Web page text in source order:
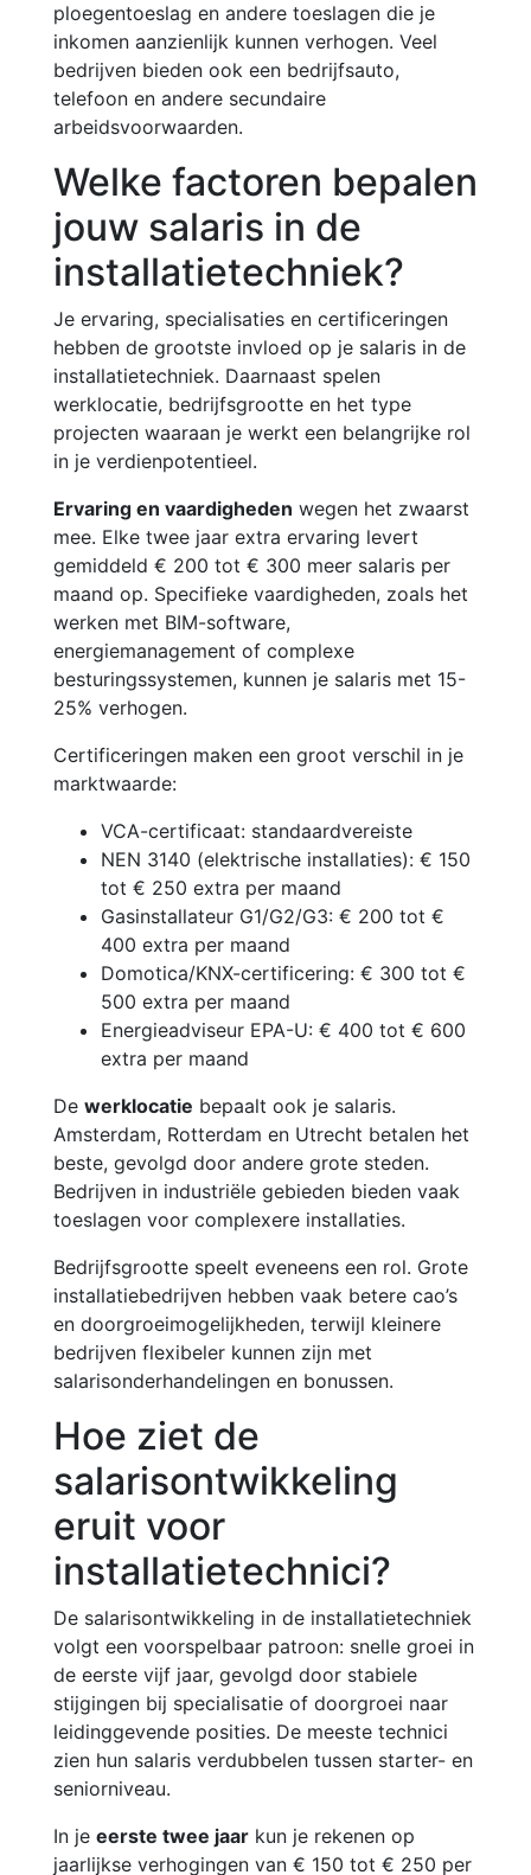
ploegentoeslag en andere toeslagen die je
inkomen aanzienlijk kunnen verhogen. Veel
bedrijven bieden ook een bedrijfsauto,
telefoon en andere secundaire
arbeidsvoorwaarden.
Welke factoren bepalen
jouw salaris in de
installatietechniek?
Je ervaring, specialisaties en certificeringen
hebben de grootste invloed op je salaris in de
installatietechniek. Daarnaast spelen
werklocatie, bedrijfsgrootte en het type
projecten waaraan je werkt een belangrijke rol
in je verdienpotentieel.
Ervaring en vaardigheden wegen het zwaarst
mee. Elke twee jaar extra ervaring levert
gemiddeld € 200 tot € 300 meer salaris per
maand op. Specifieke vaardigheden, zoals het
werken met BIM-software,
energiemanagement of complexe
besturingssystemen, kunnen je salaris met 15-
25% verhogen.
Certificeringen maken een groot verschil in je
marktwaarde:
VCA-certificaat: standaardvereiste
NEN 3140 (elektrische installaties): € 150
tot € 250 extra per maand
Gasinstallateur G1/G2/G3: € 200 tot €
400 extra per maand
Domotica/KNX-certificering: € 300 tot €
500 extra per maand
Energieadviseur EPA-U: € 400 tot € 600
extra per maand
De werklocatie bepaalt ook je salaris.
Amsterdam, Rotterdam en Utrecht betalen het
beste, gevolgd door andere grote steden.
Bedrijven in industriële gebieden bieden vaak
toeslagen voor complexere installaties.
Bedrijfsgrootte speelt eveneens een rol. Grote
installatiebedrijven hebben vaak betere cao’s
en doorgroeimogelijkheden, terwijl kleinere
bedrijven flexibeler kunnen zijn met
salarisonderhandelingen en bonussen.
Hoe ziet de
salarisontwikkeling
eruit voor
installatietechnici?
De salarisontwikkeling in de installatietechniek
volgt een voorspelbaar patroon: snelle groei in
de eerste vijf jaar, gevolgd door stabiele
stijgingen bij specialisatie of doorgroei naar
leidinggevende posities. De meeste technici
zien hun salaris verdubbelen tussen starter- en
seniorniveau.
In je eerste twee jaar kun je rekenen op
jaarlijkse verhogingen van € 150 tot € 250 per